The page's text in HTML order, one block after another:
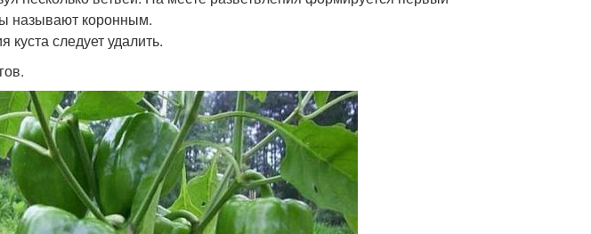
называют коронным.
куста следует удалить.